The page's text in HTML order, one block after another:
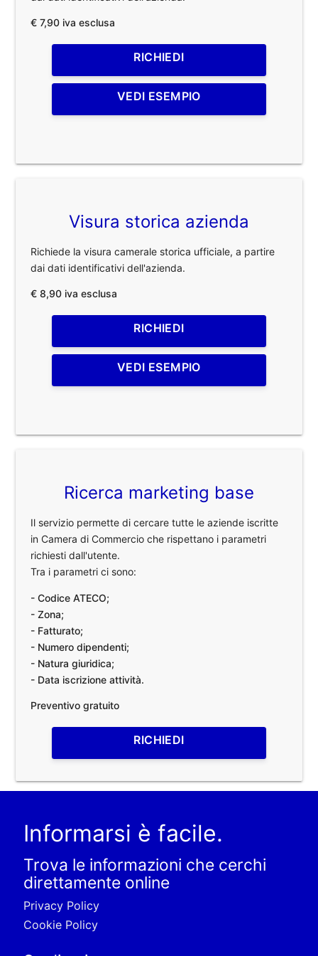
€ 7,90 iva esclusa
RICHIEDI
VEDI ESEMPIO
Visura storica azienda
Richiede la visura camerale storica ufficiale, a partire
dai dati identificativi dell'azienda.
€ 8,90 iva esclusa
RICHIEDI
VEDI ESEMPIO
Ricerca marketing base
Il servizio permette di cercare tutte le aziende iscritte
in Camera di Commercio che rispettano i parametri
richiesti dall'utente.
Tra i parametri ci sono:
- Codice ATECO;
- Zona;
- Fatturato;
- Numero dipendenti;
- Natura giuridica;
- Data iscrizione attività.
Preventivo gratuito
RICHIEDI
Informarsi è facile.
Trova le informazioni che cerchi
direttamente online
Privacy Policy
Cookie Policy